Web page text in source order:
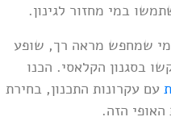
במי מחזור לגינון.
מי שמחפש מראה רך, שופע
בסגנון הקלאסי. הכנו
עם עקרונות התכנון, בחירת
הזה.